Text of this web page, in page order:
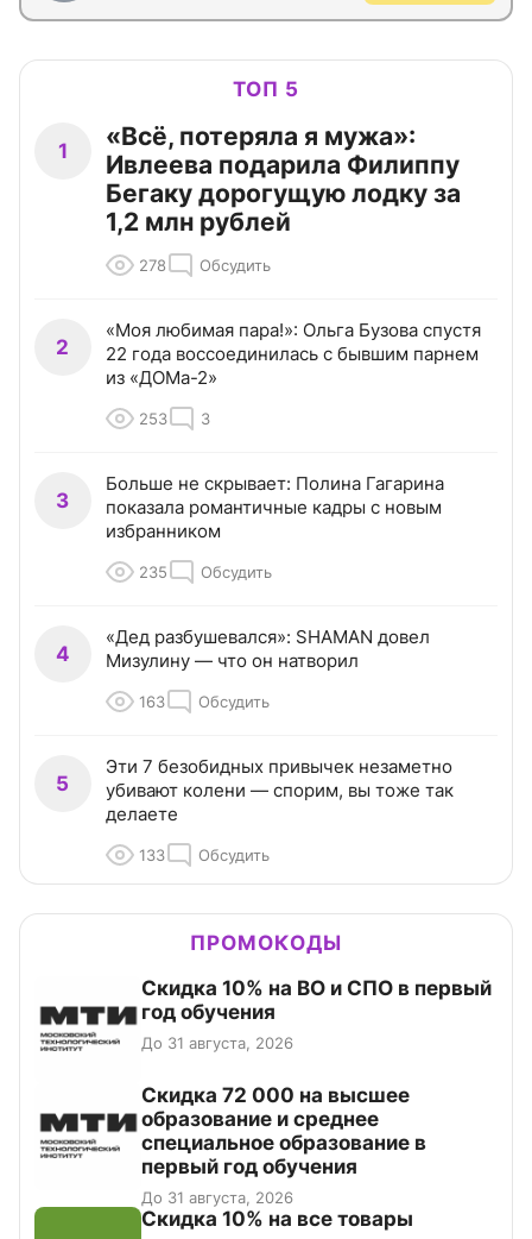
ТОП 5
1
«Всё, потеряла я мужа»:
Ивлеева подарила Филиппу
Бегаку дорогущую лодку за
1,2 млн рублей
278 Обсудить
2
«Моя любимая пара!»: Ольга Бузова спустя
22 года воссоединилась с бывшим парнем
из «ДОМа-2»
253 3
3
Больше не скрывает: Полина Гагарина
показала романтичные кадры с новым
избранником
235 Обсудить
4
«Дед разбушевался»: SHAMAN довел
Мизулину — что он натворил
163 Обсудить
5
Эти 7 безобидных привычек незаметно
убивают колени — спорим, вы тоже так
делаете
133 Обсудить
ПРОМОКОДЫ
Скидка 10% на ВО и СПО в первый
год обучения
До 31 августа, 2026
Скидка 72 000 на высшее
образование и среднее
специальное образование в
первый год обучения
До 31 августа, 2026
Скидка 10% на все товары